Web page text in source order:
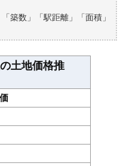
築数」「駅距離」「面積」
土地価格推